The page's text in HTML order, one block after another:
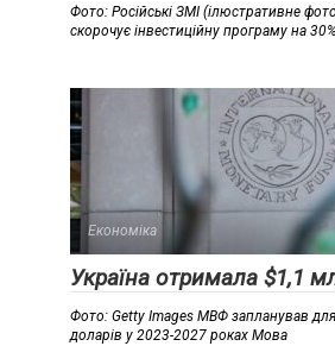
Фото: Російські ЗМІ (ілюстративне
скорочує інвестиційну програму на
Економіка
Україна отримала $1,1
Фото: Getty Images МВФ запланував
доларів у 2023-2027 роках Мова